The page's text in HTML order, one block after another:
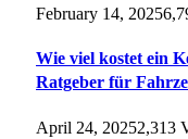
February 14, 2025
Wie viel kostet ein
Ratgeber für
April 24, 20252,313